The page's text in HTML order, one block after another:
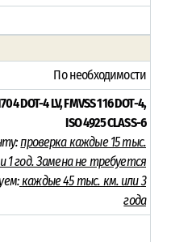
По необходимости
DOT-4 LV,FMVSS 116 DOT-4,
ISO 4925 CLASS-6
проверка каждые 15 тыс.
1 год. Замена не требуется
каждые 45 тыс. км. или3
года